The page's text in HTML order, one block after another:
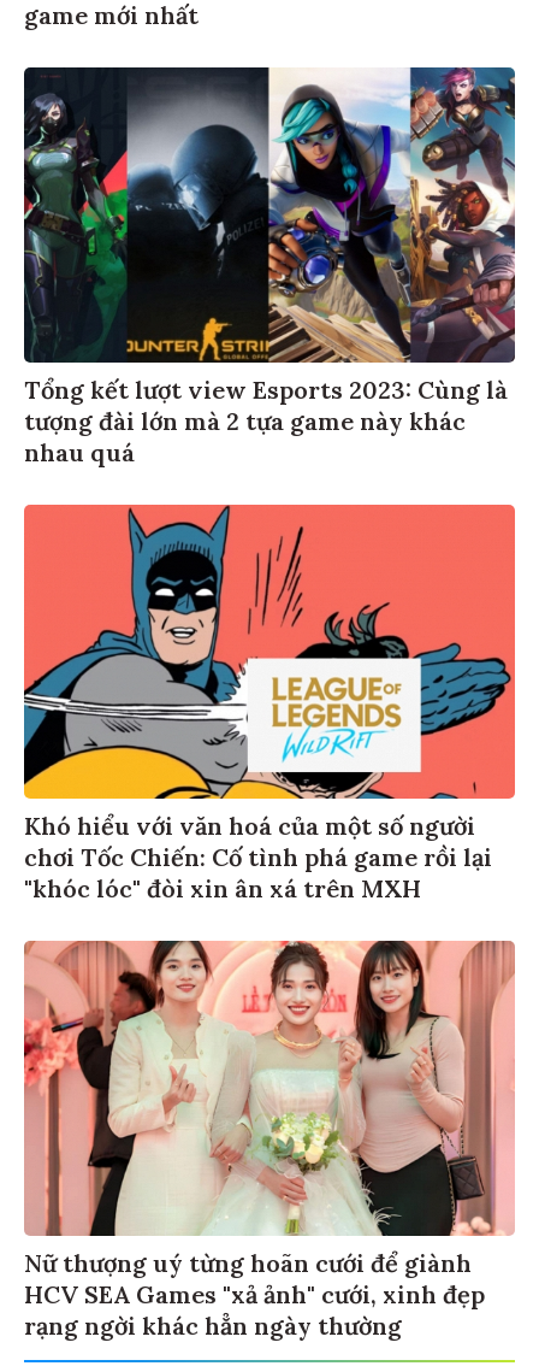
game mới nhất
Tổng kết lượt view Esports 2023: Cùng là
tượng đài lớn mà 2 tựa game này khác
nhau quá
Khó hiểu với văn hoá của một số người
chơi Tốc Chiến: Cố tình phá game rồi lại
"khóc lóc" đòi xin ân xá trên MXH
Nữ thượng uý từng hoãn cưới để giành
HCV SEA Games "xả ảnh" cưới, xinh đẹp
rạng ngời khác hẳn ngày thường